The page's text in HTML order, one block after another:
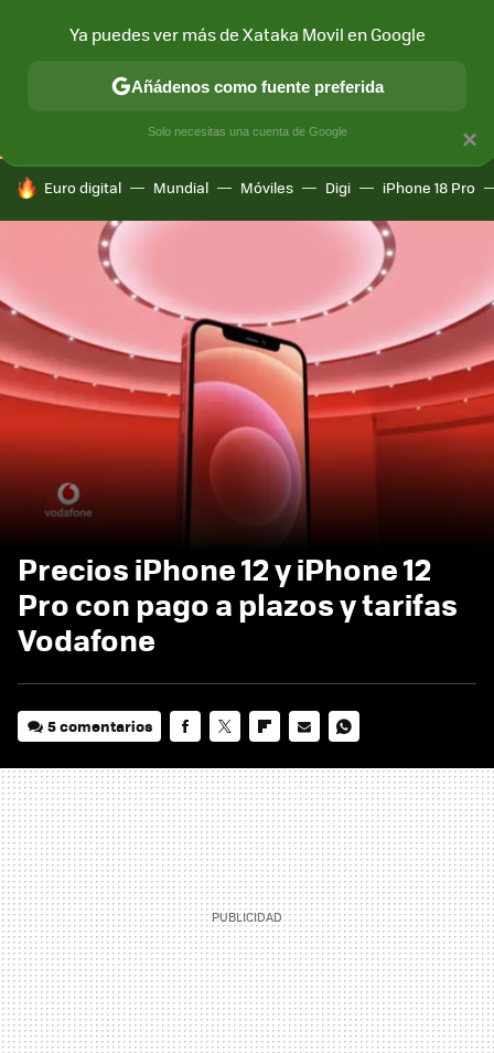
CONECTIVIDAD MÓVIL Y SOCIEDAD APLICACIONES
HOY SE HABLA DE
Euro digital Mundial Móviles Digi iPhone 18 Pro
Precios iPhone 12 y iPhone 12
Pro con pago a plazos y tarifas
Vodafone
5 comentarios
MAIL
×
Ya puedes ver más de Xataka Movil en Google
Añádenos como fuente preferida
Solo necesitas una cuenta de Google